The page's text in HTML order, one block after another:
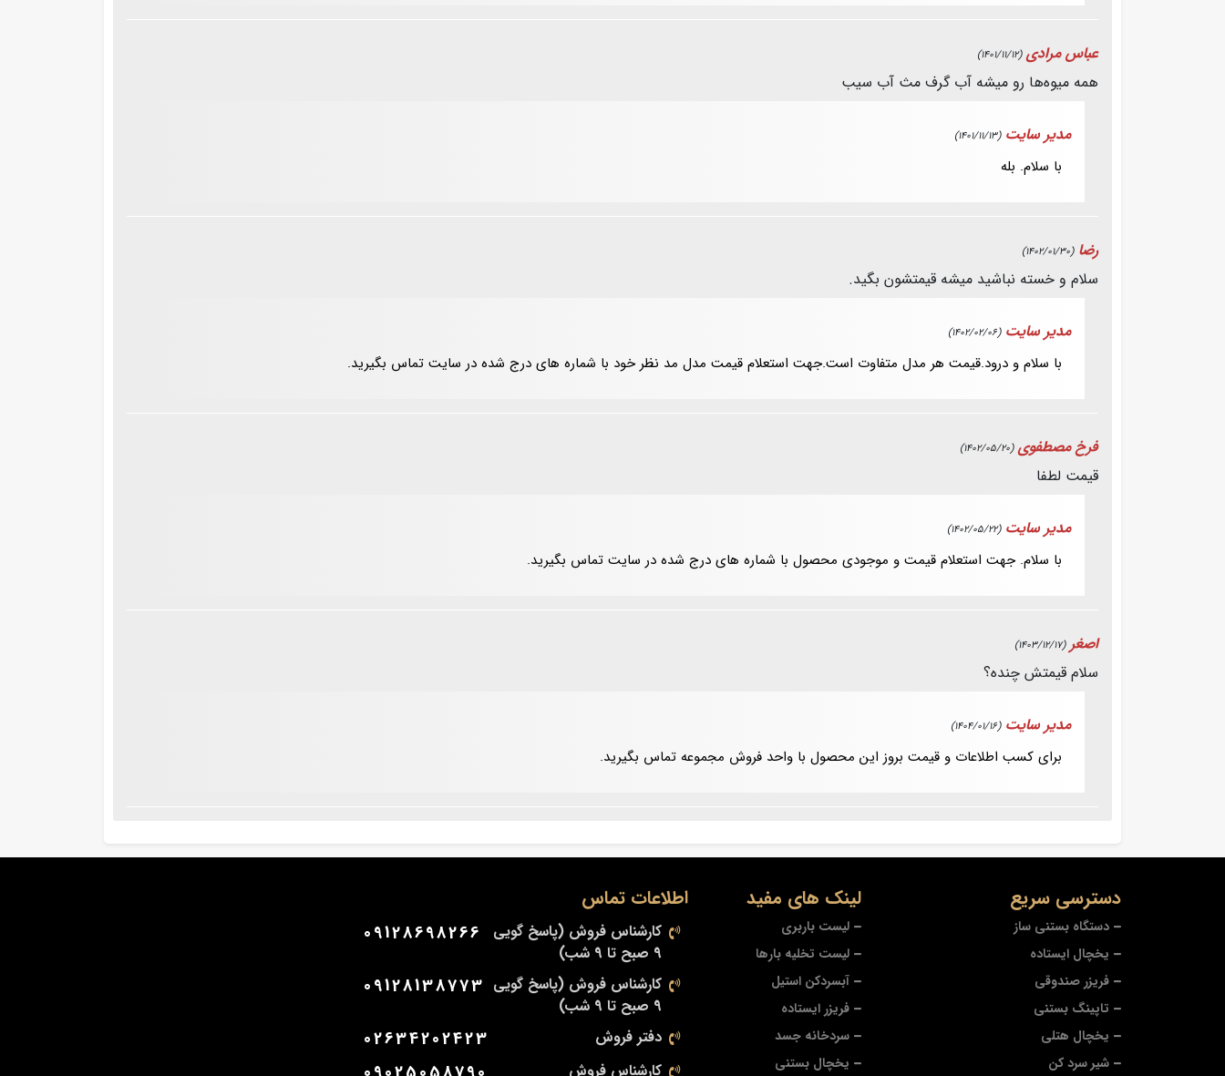
عباس مرادی (1401/11/12)
همه میوه‌ها رو میشه آب گرف مث آب سیب
مدیر سایت (1401/11/13)
با سلام. بله
رضا (1402/01/30)
سلام و خسته نباشید میشه قیمتشون بگید.
مدیر سایت (1402/02/06)
با سلام و درود.قیمت هر مدل متفاوت است.جهت استعلام قیمت مدل مد نظر خود با شماره های درج شده در سایت تماس بگیرید.
فرخ مصطفوی (1402/05/20)
قیمت لطفا
مدیر سایت (1402/05/22)
با سلام. جهت استعلام قیمت و موجودی محصول با شماره های درج شده در سایت تماس بگیرید.
اصغر(1403/12/17)
سلام قیمتش چنده؟
مدیر سایت (1404/01/16)
برای کسب اطلاعات و قیمت بروز این محصول با واحد فروش مجموعه تماس بگیرید.
دسترسی سریع
دستگاه بستنی ساز
یخچال ایستاده
فریزر صندوقی
تاپینگ بستنی
یخچال هتلی
شیر سرد کن
لینک های مفید
لیست باربری
لیست تخلیه بارها
آبسردکن استیل
فریزر ایستاده
سردخانه جسد
یخچال بستنی
اطلاعات تماس
کارشناس فروش (پاسخ گویی
9 صبح تا 9 شب)
09128698266
کارشناس فروش (پاسخ گویی
9 صبح تا 9 شب)
09128138773
دفتر فروش 02634202423
کارشناس فروش